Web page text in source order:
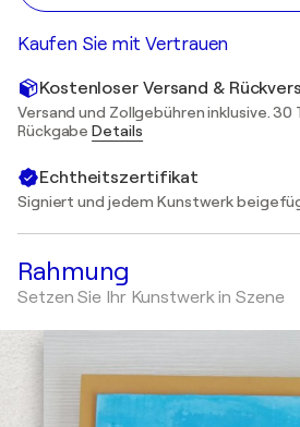
Kaufen Sie mit Vertrauen
Kostenloser Versand &
Versand und Zollgebühren inklusive.
RückgabeDetails
Echtheitszertifikat
Signiert und jedem Kunstwerk
Rahmung
Setzen Sie Ihr Kunstwerk in Szene